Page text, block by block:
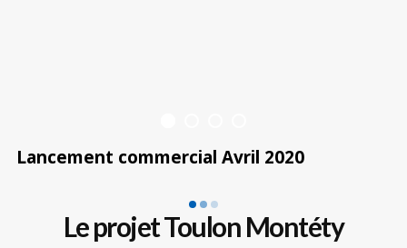
Lancement commercial Avril 2020
Le projet Toulon Montéty